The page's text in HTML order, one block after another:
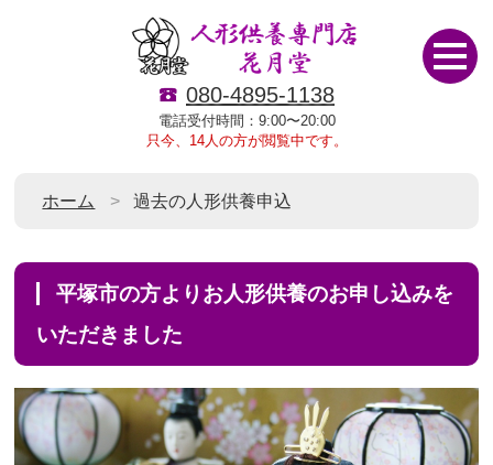
080-4895-1138
電話受付時間：9:00〜20:00
只今、14人の方が閲覧中です。
ホーム 過去の人形供養申込
平塚市の方よりお人形供養のお申し込みを
いただきました